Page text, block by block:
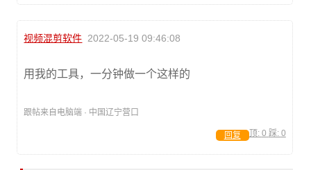
视频混剪软件 2022-05-19 09:46:08
用我的工具，一分钟做一个这样的
跟帖来自电脑端 · 中国辽宁营口
顶: 0 踩: 0
回复